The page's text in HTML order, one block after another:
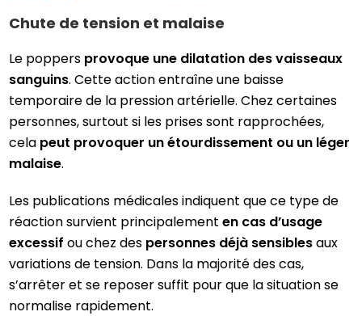
Chute de tension et malaise
Le poppers provoque une dilatation des vaisseaux
sanguins. Cette action entraîne une baisse
temporaire de la pression artérielle. Chez certaines
personnes, surtout si les prises sont rapprochées,
cela peut provoquer un étourdissement ou un léger
malaise.
Les publications médicales indiquent que ce type de
réaction survient principalementen cas d’usage
excessif ou chez des personnes déjà sensiblesaux
variations de tension. Dans la majorité des cas,
s’arrêter et se reposer suffit pour que la situation se
normalise rapidement.